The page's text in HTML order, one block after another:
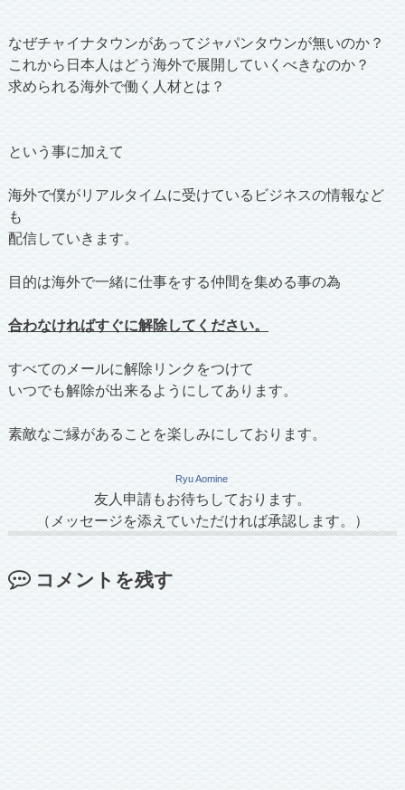
なぜチャイナタウンがあってジャパンタウンが無いのか？
これから日本人はどう海外で展開していくべきなのか？
求められる海外で働く人材とは？
という事に加えて
海外で僕がリアルタイムに受けているビジネスの情報など
も
配信していきます。
目的は海外で一緒に仕事をする仲間を集める事の為
合わなければすぐに解除してください。
すべてのメールに解除リンクをつけて
いつでも解除が出来るようにしてあります。
素敵なご縁があることを楽しみにしております。
Ryu Aomine
友人申請もお待ちしております。
（メッセージを添えていただければ承認します。）
コメントを残す